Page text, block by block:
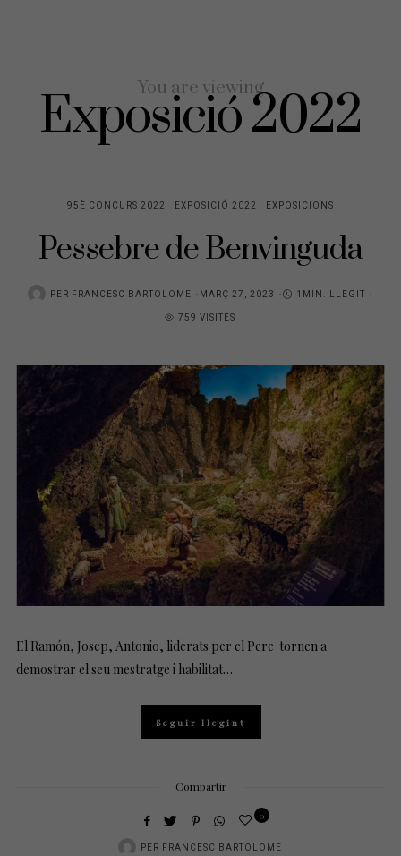
You are viewing
Exposició 2022
95È CONCURS 2022 EXPOSICIÓ 2022 EXPOSICIONS
Pessebre de Benvinguda
PER FRANCESC BARTOLOME
P
O
T
E
D
O
N
MARÇ 27, 2023
1MIN. LLEGIT
759 VISITES
El Ramón, Josep, Antonio, liderats per el Pere tornen a
demostrar el seu mestratge i habilitat…
Seguir llegint
Compartir
PER FRANCESC BARTOLOME
0